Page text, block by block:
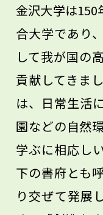
的に目を向け
金沢大学は150
合大学であり
して我が国の
貢献してきま
は、日常生活
園などの自然
学ぶに相応し
下の書府とも
り交ぜて発展